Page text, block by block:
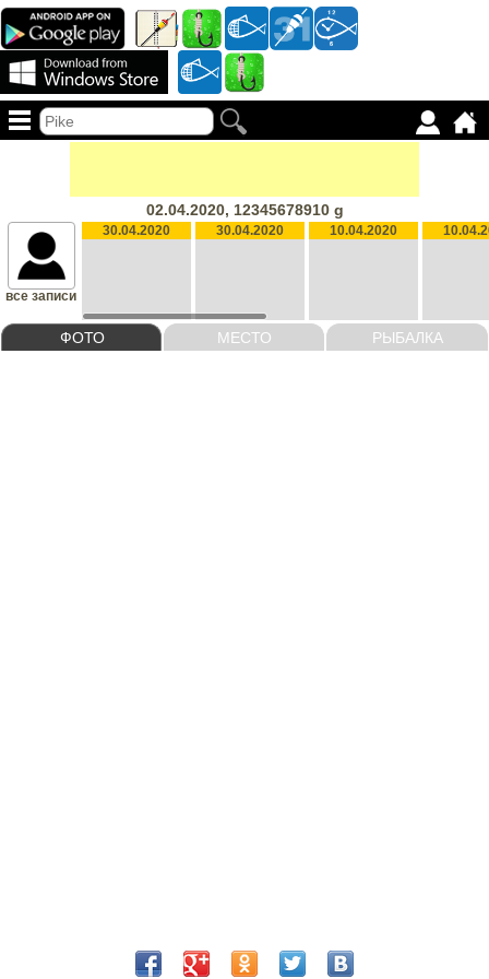
02.04.2020, 12345678910 g
ФОТО МЕСТО РЫБАЛКА
все записи
30.04.2020 30.04.2020 10.04.2020